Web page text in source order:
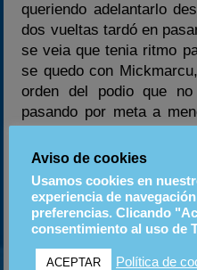
queriendo adelantarlo
dos vueltas tardó en
se veia que tenia ritmo
se quedo con
orden del podio que
pasando por meta a
buena carrera ganando
primera vez en este
dividieron en dos grupos
limpias y disfrutando de
juntos entre ellos.
Aviso de cookies
Usamos cookies en
experiencia de
preferencias. Clicando
consentimiento al uso de
ACEPTAR Política de